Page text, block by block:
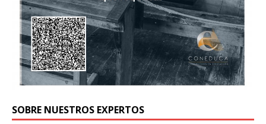
SOBRE NUESTROS EXPERTOS